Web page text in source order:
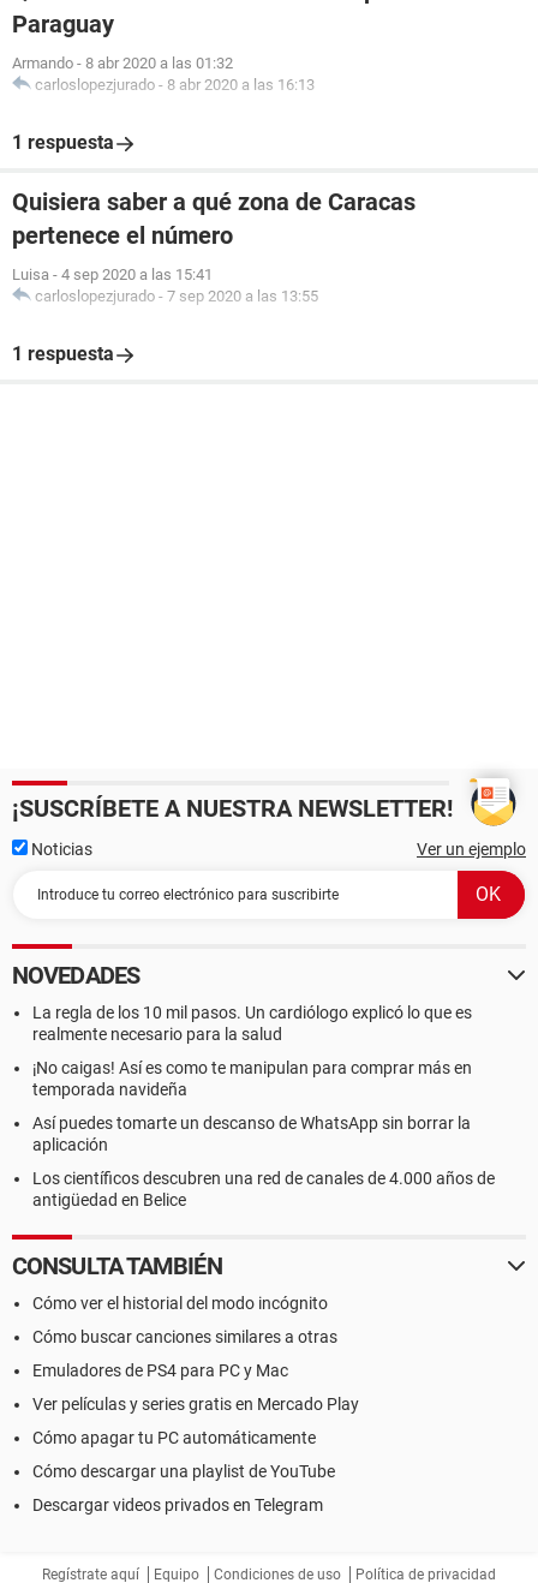
Paraguay
Armando - 8 abr 2020 a las 01:32
carloslopezjurado - 8 abr 2020 a las 16:13
1 respuesta
Quisiera saber a qué zona de Caracas
pertenece el número
Luisa - 4 sep 2020 a las 15:41
carloslopezjurado - 7 sep 2020 a las 13:55
1 respuesta
¡SUSCRÍBETE A NUESTRA NEWSLETTER!
Noticias Ver un ejemplo
NOVEDADES
La regla de los 10 mil pasos. Un cardiólogo explicó lo que es
realmente necesario para la salud
¡No caigas! Así es como te manipulan para comprar más en
temporada navideña
Así puedes tomarte un descanso de WhatsApp sin borrar la
aplicación
Los científicos descubren una red de canales de 4.000 años de
antigüedad en Belice
CONSULTA TAMBIÉN
Cómo ver el historial del modo incógnito
Cómo buscar canciones similares a otras
Emuladores de PS4 para PC y Mac
Ver películas y series gratis en Mercado Play
Cómo apagar tu PC automáticamente
Cómo descargar una playlist de YouTube
Descargar videos privados en Telegram
Regístrate aquí Equipo Condiciones de uso Política de privacidad